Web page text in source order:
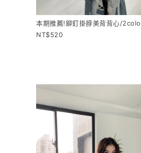
本期推薦!鉚釘掛脖美背背心/
520